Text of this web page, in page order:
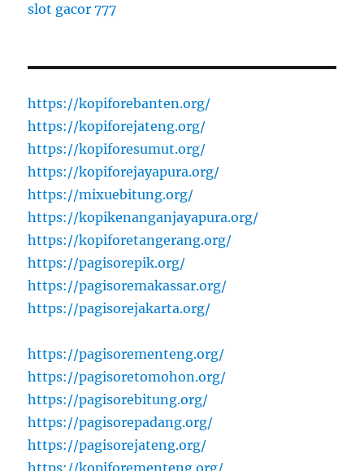
slot gacor 777
https://kopiforebanten.org/
https://kopiforejateng.org/
https://kopiforesumut.org/
https://kopiforejayapura.org/
https://mixuebitung.org/
https://kopikenanganjayapura.org/
https://kopiforetangerang.org/
https://pagisorepik.org/
https://pagisoremakassar.org/
https://pagisorejakarta.org/
https://pagisorementeng.org/
https://pagisoretomohon.org/
https://pagisorebitung.org/
https://pagisorepadang.org/
https://pagisorejateng.org/